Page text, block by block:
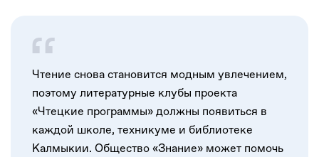
Чтение снова становится модным увлечением,
поэтому литературные клубы проекта
«Чтецкие программы» должны появиться в
каждой школе, техникуме и библиотеке
Калмыкии. Общество «Знание» может помочь